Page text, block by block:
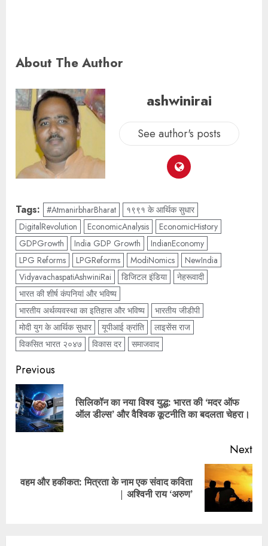
About The Author
ashwinirai
See author's posts
Tags: #AtmanirbharBharat
१९९१ के आर्थिक सुधार
DigitalRevolution
EconomicAnalysis
EconomicHistory
GDPGrowth
India GDP Growth
IndianEconomy
LPG Reforms
LPGReforms ModiNomics
NewIndia
VidyavachaspatiAshwiniRai
डिजिटल इंडिया
नेहरूवादी
भारत की शीर्ष कंपनियां और भविष्य
भारतीय अर्थव्यवस्था का इतिहास और भविष्य
भारतीय जीडीपी
मोदी युग के आर्थिक सुधार
यूपीआई क्रांति
लाइसेंस राज
विकसित भारत २०४७
विकास दर समाजवाद
Previous
सिलिकॉन का नया विश्व युद्ध: भारत की ‘मदर ऑफ
ऑल डील्स’ और वैश्विक कूटनीति का बदलता चेहरा।
Next
वहम और हकीकत: मित्रता के नाम एक संवाद कविता
| अश्विनी राय ‘अरुण’